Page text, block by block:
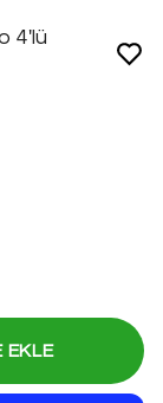
4'lü
EKLE